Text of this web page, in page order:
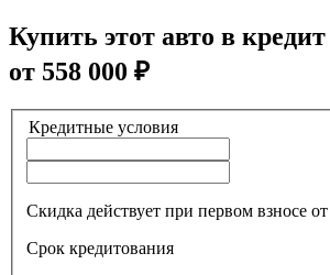
Купить этот авто в
от 558 000 ₽
Кредитные условия
Скидка действует при первом взносе
Срок кредитования